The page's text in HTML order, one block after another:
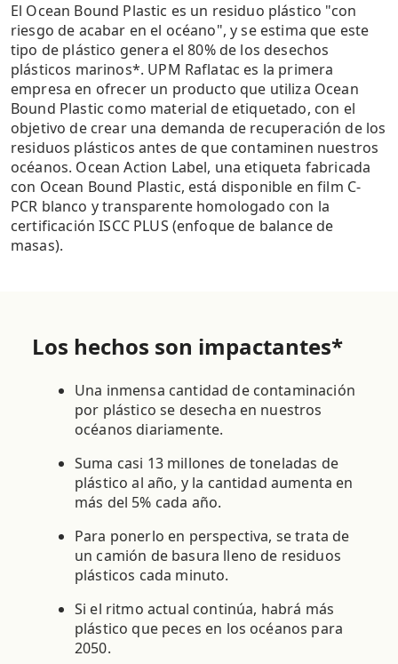
El Ocean Bound Plastic es un residuo plástico "con
riesgo de acabar en el océano", y se estima que este
tipo de plástico genera el 80% de los desechos
plásticos marinos*. UPM Raflatac es la primera
empresa en ofrecer un producto que utiliza Ocean
Bound Plastic como material de etiquetado, con el
objetivo de crear una demanda de recuperación de los
residuos plásticos antes de que contaminen nuestros
océanos. Ocean Action Label, una etiqueta fabricada
con Ocean Bound Plastic, está disponible en film C-
PCR blanco y transparente homologado con la
certificación ISCC PLUS (enfoque de balance de
masas).
Los hechos son impactantes*
Una inmensa cantidad de contaminación
por plástico se desecha en nuestros
océanos diariamente.
Suma casi 13 millones de toneladas de
plástico al año, y la cantidad aumenta en
más del 5% cada año.
Para ponerlo en perspectiva, se trata de
un camión de basura lleno de residuos
plásticos cada minuto.
Si el ritmo actual continúa, habrá más
plástico que peces en los océanos para
2050.